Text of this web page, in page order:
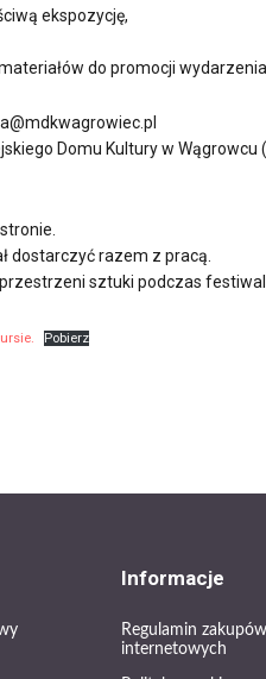
ekspozycję,
do promocji wydarzenia.
Domu Kultury w Wągrowcu
dostarczyć razem z pracą.
sztuki podczas
Pobierz
Informacje
Regulamin zakupów
internetowych